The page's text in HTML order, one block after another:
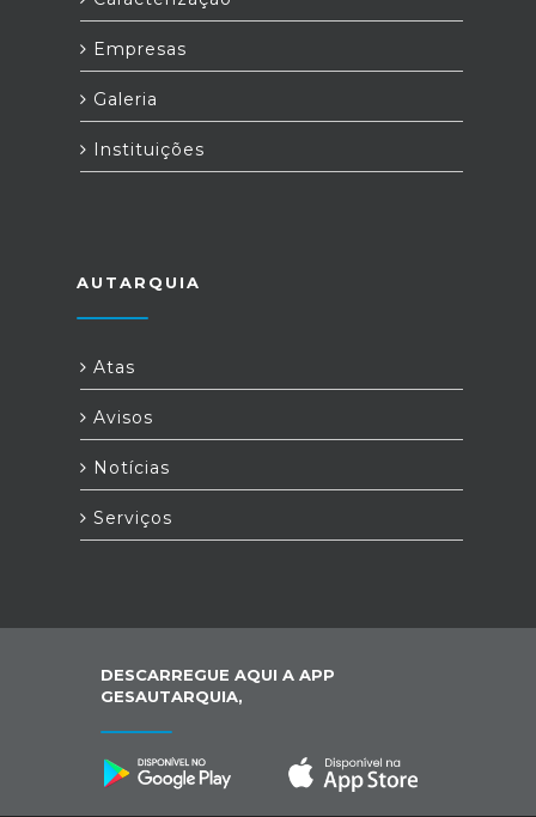
Empresas
Galeria
Instituições
AUTARQUIA
Atas
Avisos
Notícias
Serviços
DESCARREGUE AQUI A APP
GESAUTARQUIA,